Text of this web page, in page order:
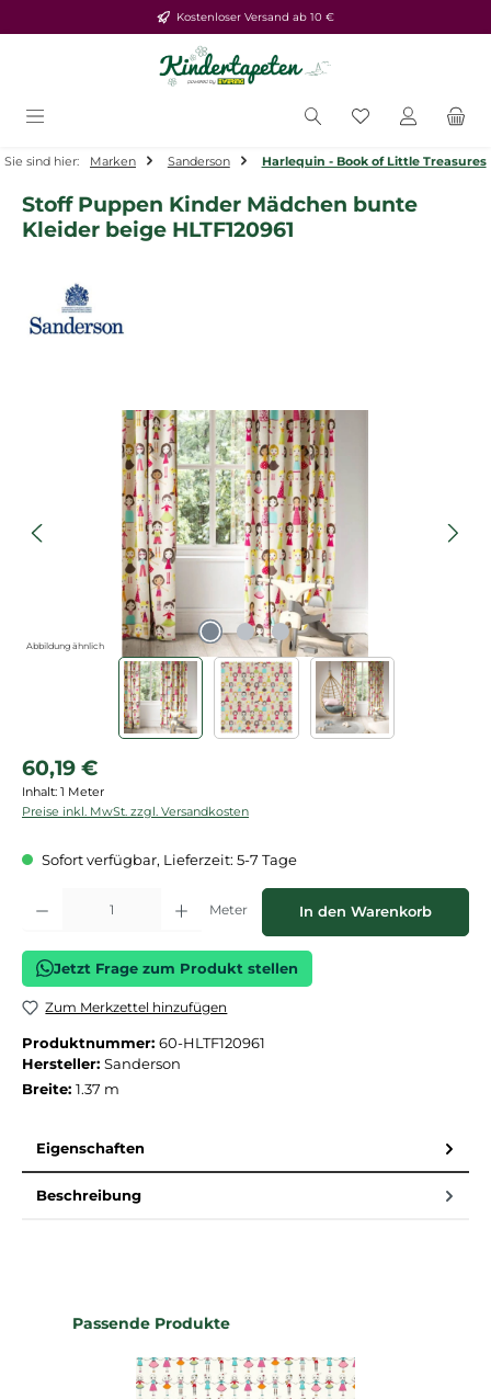
Zum Hauptinhalt springenKostenloser Versand ab 10 €
Du hast 0
Sie sind hier: Marken Sanderson Harlequin - Book of Little Treasures
Stoff Puppen Kinder Mädchen bunte
Kleider beige HLTF120961
Bildergalerie überspringen
Abbildung ähnlich
Regulärer Preis:
60,19 €
Inhalt: 1 Meter
Preise inkl. MwSt. zzgl. Versandkosten
Sofort verfügbar, Lieferzeit: 5-7 Tage
Produkt Anzahl: Gib den gewünschten Wert ein oder benutze die
Meter In den Warenkorb
Jetzt Frage zum Produkt stellen
Zum Merkzettel hinzufügen
Produktnummer: 60-HLTF120961
Hersteller: Sanderson
Breite: 1.37 m
Eigenschaften
Beschreibung
Produktgalerie überspringen
Passende Produkte